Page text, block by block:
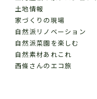
土地情報
家づくりの現場
自然派リノベーション
自然派菜園を楽しむ
自然素材あれこれ
西條さんのエコ旅